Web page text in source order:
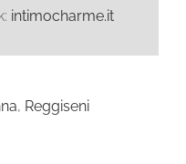
intimocharme.it
, Reggiseni